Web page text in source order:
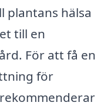
plantans hälsa
till en
För att få en
för
rekommenderar